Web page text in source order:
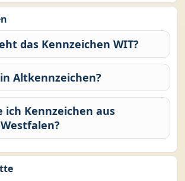
das Kennzeichen WIT?
Altkennzeichen?
ich Kennzeichen aus